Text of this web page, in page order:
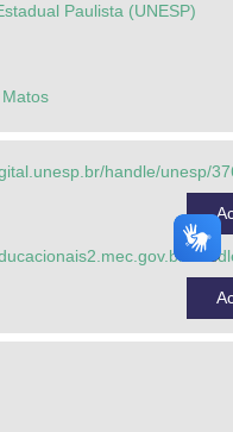
Paulista (UNESP)
handle/unesp/